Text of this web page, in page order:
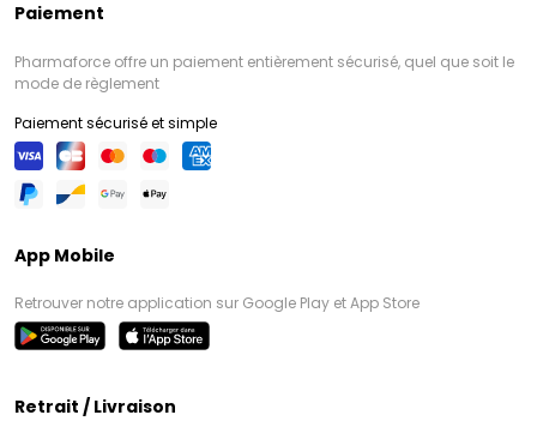
Paiement
Pharmaforce offre un paiement entièrement sécurisé, quel que soit le
mode de règlement
Paiement sécurisé et simple
App Mobile
Retrouver notre application sur Google Play et App Store
Retrait / Livraison